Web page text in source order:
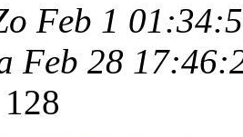
Feb 1
Feb 28
128